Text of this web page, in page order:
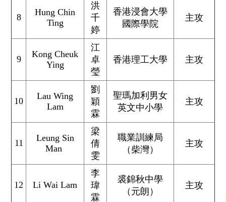
8
Hung Chin
Ting
洪
千
婷
香港浸會大學
國際學院
主攻
9
Kong Cheuk
Ying
江
卓
瑩
香港理工大學 主攻
10
Lau Wing
Lam
劉
穎
霖
聖瑪加利男女
英文中小學
主攻
11
Leung Sin
Man
梁
倩
雯
職業訓練局
（柴灣）
主攻
12 Li Wai Lam
李
瑋
霖
裘錦秋中學
（元朗）
主攻